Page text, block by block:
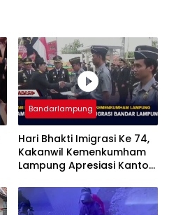
Bandarlampung
Hari Bhakti Imigrasi Ke 74,
Kakanwil Kemenkumham
Lampung Apresiasi Kantor